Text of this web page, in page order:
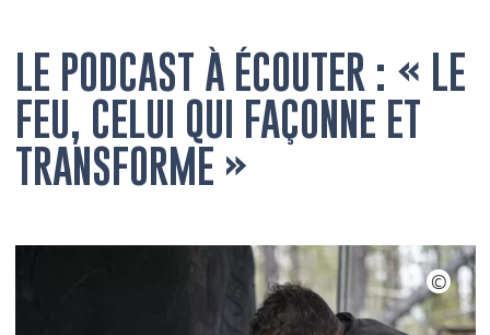
LE PODCAST À ÉCOUTER : « LE
FEU, CELUI QUI FAÇONNE ET
TRANSFORME »